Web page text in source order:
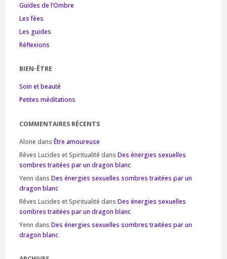
Guides de l’Ombre
Les fées
Les guides
Réflexions
BIEN-ÊTRE
Soin et beauté
Petites méditations
COMMENTAIRES RÉCENTS
Alone dans Être amoureuse
Rêves Lucides et Spiritualité dans Des énergies sexuelles
sombres traitées par un dragon blanc
Yenn dans Des énergies sexuelles sombres traitées par un
dragon blanc
Rêves Lucides et Spiritualité dans Des énergies sexuelles
sombres traitées par un dragon blanc
Yenn dans Des énergies sexuelles sombres traitées par un
dragon blanc